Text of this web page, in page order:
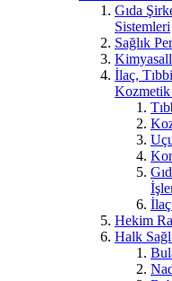
Gıda
Sistemleri
Sağlık
İlaç,
Kozmetik
Hekim
Halk